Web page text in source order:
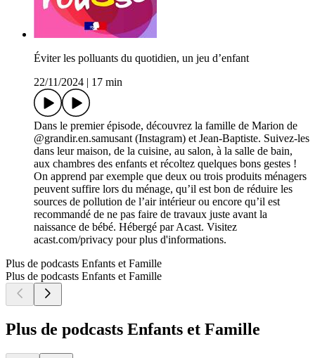
Éviter les polluants du quotidien, un jeu d’enfant
22/11/2024
17 min
Dans le premier épisode, découvrez la famille de Marion de
@grandir.en.samusant (Instagram) et Jean-Baptiste. Suivez-les
dans leur maison, de la cuisine, au salon, à la salle de bain,
aux chambres des enfants et récoltez quelques bons gestes !
On apprend par exemple que deux ou trois produits ménagers
peuvent suffire lors du ménage, qu’il est bon de réduire les
sources de pollution de l’air intérieur ou encore qu’il est
recommandé de ne pas faire de travaux juste avant la
naissance de bébé. Hébergé par Acast. Visitez
acast.com/privacy pour plus d'informations.
Plus de podcasts Enfants et Famille
Plus de podcasts Enfants et Famille
Plus de podcasts Enfants et Famille